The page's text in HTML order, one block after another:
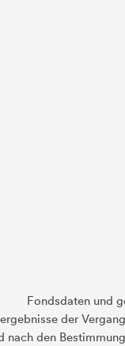
Fondsdaten und
der
nach den